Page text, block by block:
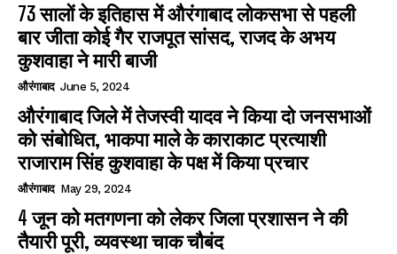
73 सालों के इतिहास में औरंगाबाद लोकसभा से पहली
बार जीता कोई गैर राजपूत सांसद, राजद के अभय
कुशवाहा ने मारी बाजी
औरंगाबाद June 5, 2024
औरंगाबाद जिले में तेजस्वी यादव ने किया दो जनसभाओं
को संबोधित, भाकपा माले के काराकाट प्रत्याशी
राजाराम सिंह कुशवाहा के पक्ष में किया प्रचार
औरंगाबाद May 29, 2024
4 जून को मतगणना को लेकर जिला प्रशासन ने की
तैयारी पूरी, व्यवस्था चाक चौबंद